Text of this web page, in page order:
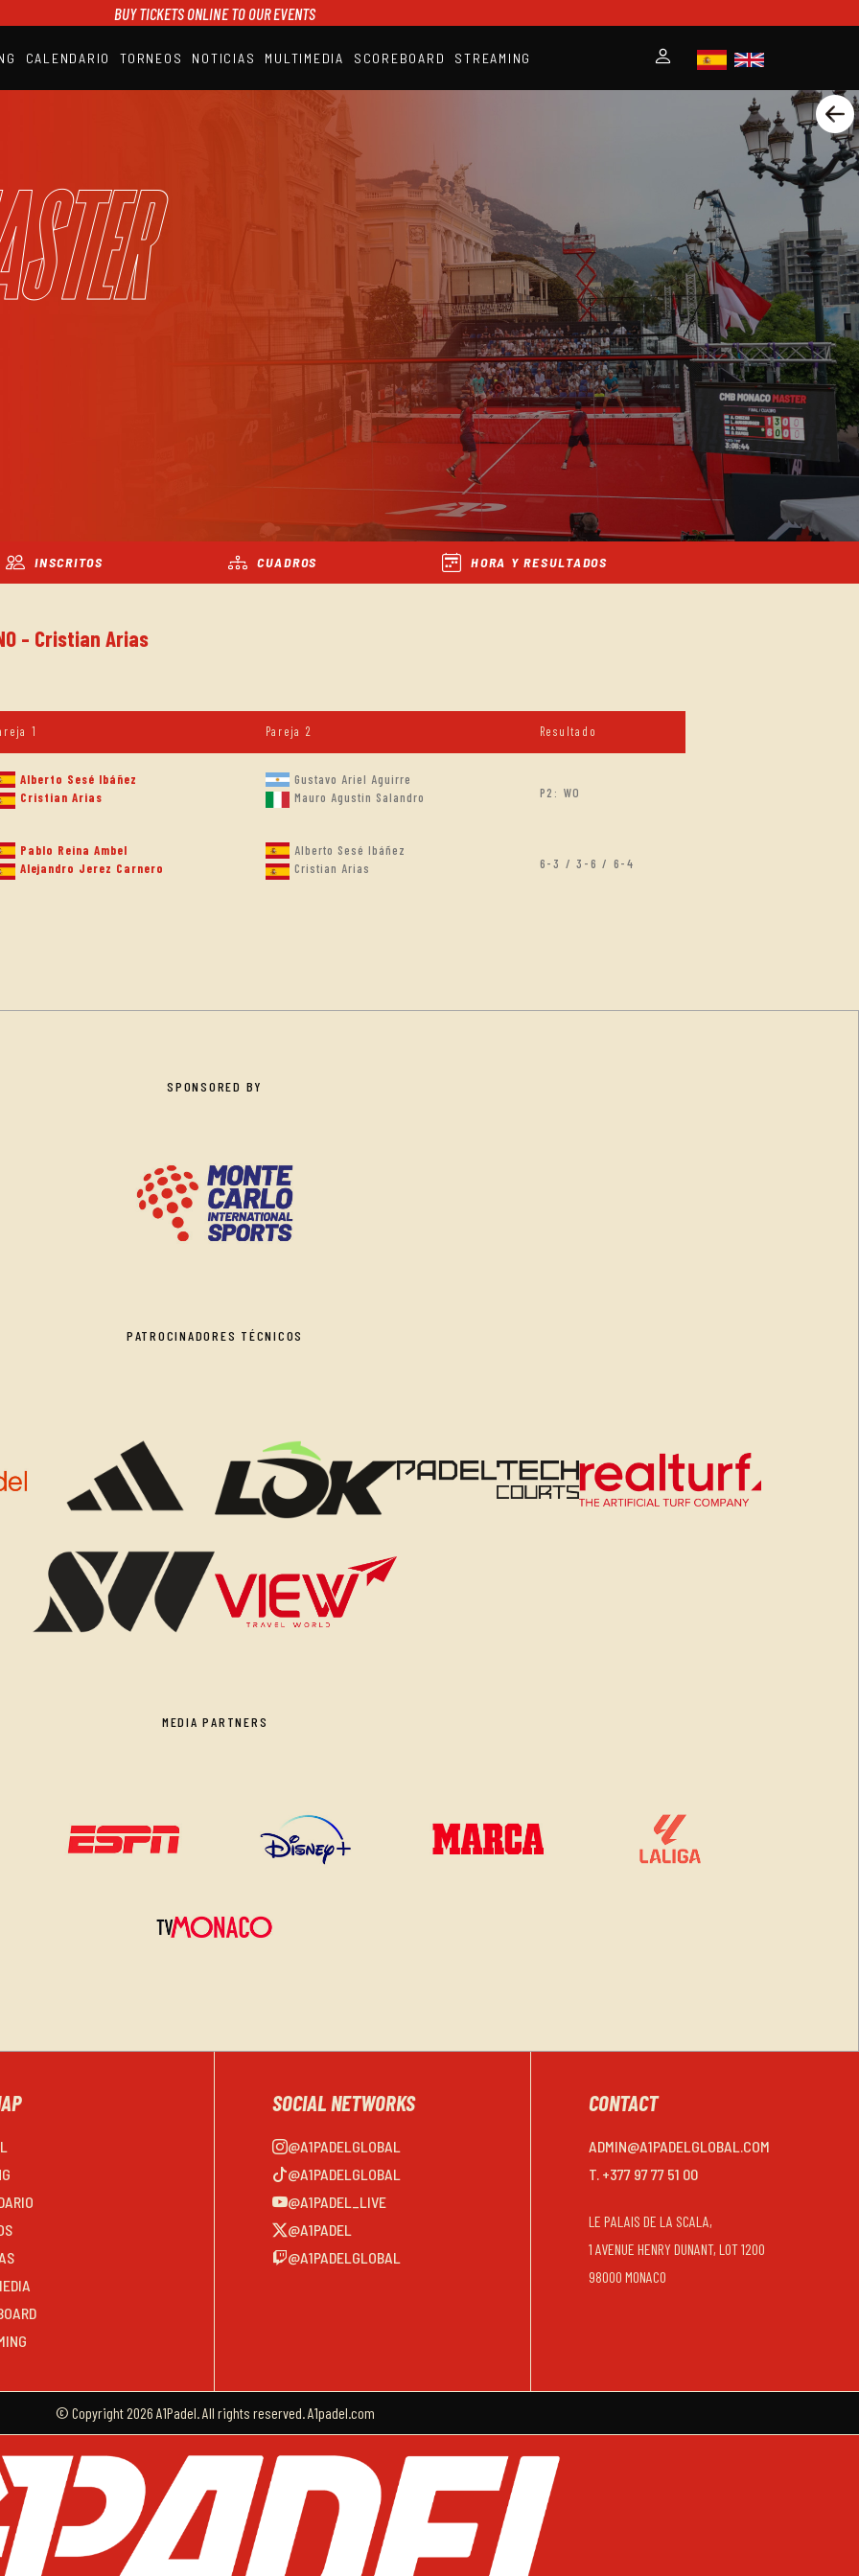
BUY TICKETS ONLINE TO OUR EVENTS
CALENDARIO TORNEOS NOTICIAS MULTIMEDIA SCOREBOARD STREAMING
SCOREBOARD
INSCRITOS CUADROS HORA Y RESULTADOS
- Cristian Arias
1 Pareja 2 Resultado
Alberto Sesé Ibáñez
Cristian Arias
Gustavo Ariel Aguirre
Mauro Agustin Salandro
P2: WO
Pablo Reina Ambel
Alejandro Jerez Carnero
Alberto Sesé Ibáñez
Cristian Arias
6-3 / 3-6 / 6-4
SPONSORED BY
PATROCINADORES TÉCNICOS
MEDIA PARTNERS
SOCIAL NETWORKS
@A1PADELGLOBAL
@A1PADELGLOBAL
@A1PADEL_LIVE
@A1PADEL
@A1PADELGLOBAL
CONTACT
ADMIN@A1PADELGLOBAL.COM
T. +377 97 77 51 00
LE PALAIS DE LA SCALA,
1 AVENUE HENRY DUNANT, LOT 1200
98000 MONACO
© Copyright 2026 A1Padel. All rights reserved. A1padel.com